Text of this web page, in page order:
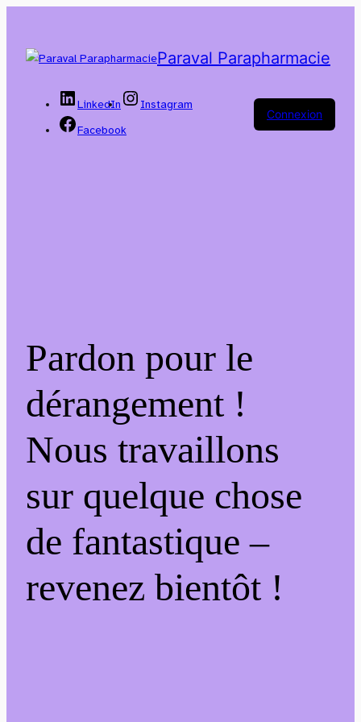
Paraval Parapharmacie
LinkedIn
Instagram
Facebook
Connexion
Pardon pour le
dérangement !
Nous travaillons
sur quelque chose
de fantastique –
revenez bientôt !